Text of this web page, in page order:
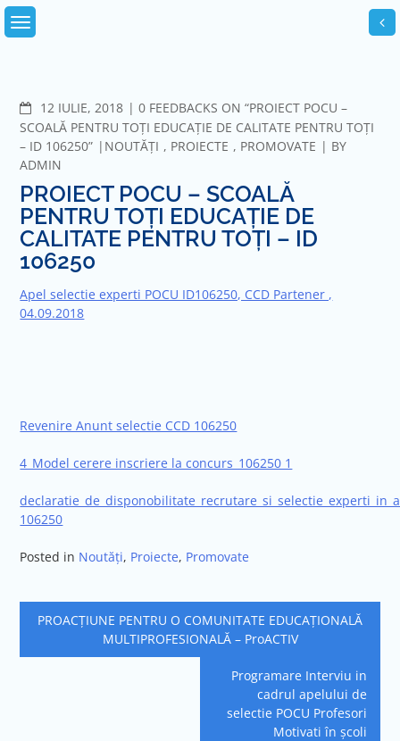
Skip
12 IULIE, 2018 COMMENTS
0 FEEDBACKS ON “PROIECT POCU –
SCOALĂ PENTRU TOȚI EDUCAȚIE DE CALITATE PENTRU TOȚI
– ID 106250”
NOUTĂȚI , PROIECTE , PROMOVATE
BY
ADMIN
PROIECT POCU – SCOALĂ
PENTRU TOȚI EDUCAȚIE DE
CALITATE PENTRU TOȚI – ID
106250
Apel selectie experti POCU ID106250, CCD Partener ,
04.09.2018
Revenire Anunt selectie CCD 106250
4_Model cerere inscriere la concurs_106250 1
106250
Posted in Noutăți, Proiecte, Promovate
Navigare
PROACȚIUNE PENTRU O COMUNITATE EDUCAȚIONALĂ
MULTIPROFESIONALĂ – ProACTIV
Programare Interviu in
cadrul apelului de
selectie POCU Profesori
Motivati în școli